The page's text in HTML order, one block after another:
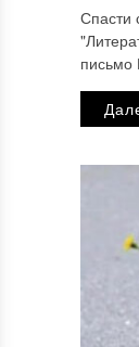
Спасти
письмо